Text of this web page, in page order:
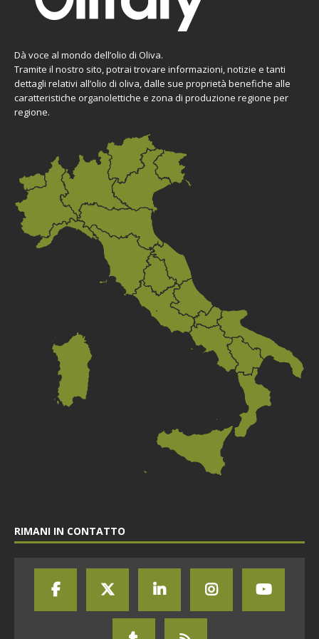
Dà voce al mondo dell’olio di Oliva.
Tramite il nostro sito, potrai trovare informazioni, notizie e tanti
dettagli relativi all’olio di oliva, dalle sue proprietà benefiche alle
caratteristiche organolettiche e zona di produzione regione per
regione.
RIMANI IN CONTATTO